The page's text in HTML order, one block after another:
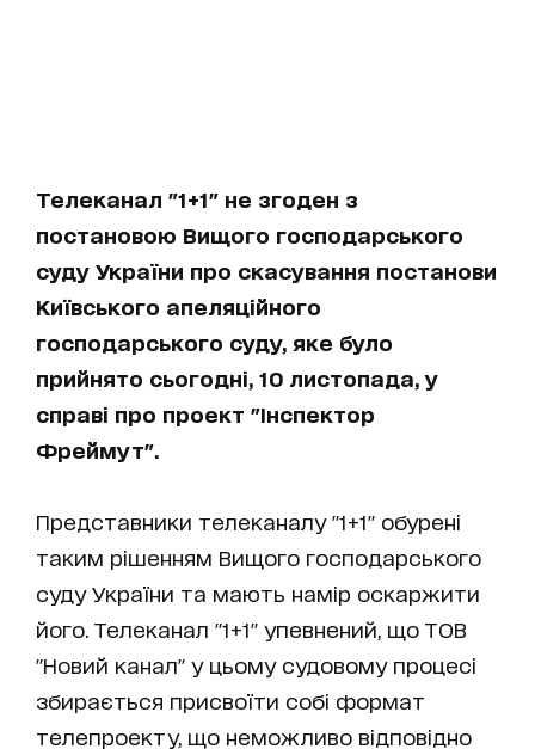
Телеканал "1+1" не згоден з
постановою Вищого господарського
суду України про скасування постанови
Київського апеляційного
господарського суду, яке було
прийнято сьогодні, 10 листопада, у
справі про проект "Інспектор
Фреймут".
Представники телеканалу "1+1" обурені
таким рішенням Вищого господарського
суду України та мають намір оскаржити
його. Телеканал "1+1" упевнений, що ТОВ
"Новий канал" у цьому судовому процесі
збирається присвоїти собі формат
телепроекту, що неможливо відповідно